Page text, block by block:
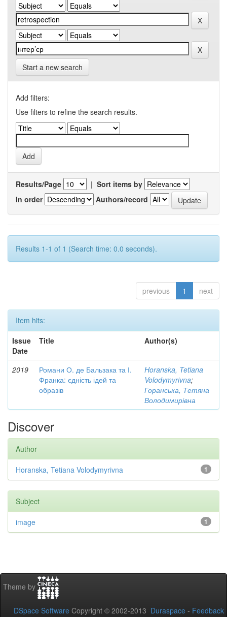
Start a new search
Add filters:
Use filters to refine the search results.
Results/Page | Sort items by
In order
Authors/record
Results 1-1 of 1 (Search time: 0.0 seconds).
previous 1 next
Item hits:
Issue
Date
Title Author(s)
2019
Романи О. де Бальзака та І.
Франка: єдність ідей та
образів
Horanska, Tetiana
Volodymyrivna;
Горанська, Тетяна
Володимирівна
Discover
Author
1
Horanska, Tetiana Volodymyrivna
Subject
1
image
Theme by
DSpace Software Copyright © 2002-2013 Duraspace - Feedback